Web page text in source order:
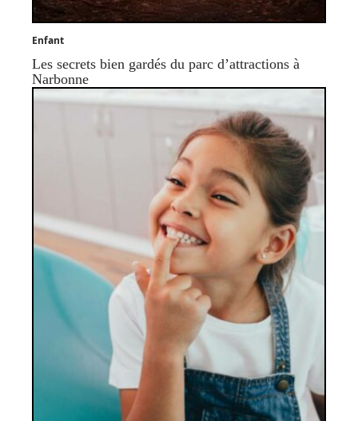
Enfant
Les secrets bien gardés du parc d’attractions à
Narbonne